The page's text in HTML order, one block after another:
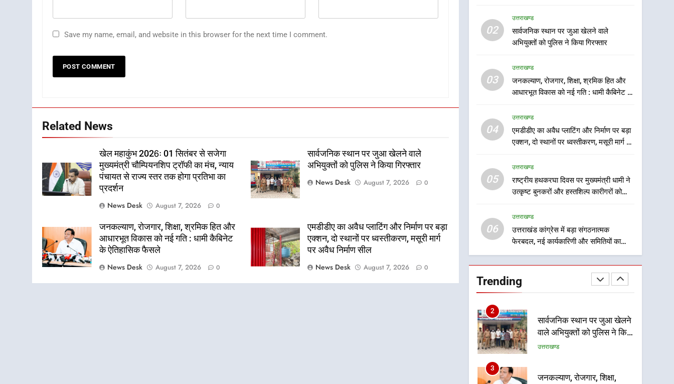
Save my name, email, and website in this browser for the next time I comment.
Related News
खेल महाकुंभ 2026ः 01 सितंबर से सजेगा
मुख्यमंत्री चौम्पियनशिप ट्रॉफी का मंच, न्याय
पंचायत से राज्य स्तर तक होगा प्रतिभा का
प्रदर्शन
News Desk
August 7, 2026 0
सार्वजनिक स्थान पर जुआ खेलने वाले
अभियुक्तों को पुलिस ने किया गिरफ्तार
News Desk
August 7, 2026 0
जनकल्याण, रोजगार, शिक्षा, श्रमिक हित और
आधारभूत विकास को नई गति : धामी कैबिनेट
के ऐतिहासिक फैसले
News Desk
August 7, 2026 0
एमडीडीए का अवैध प्लाटिंग और निर्माण पर बड़ा
एक्शन, दो स्थानों पर ध्वस्तीकरण, मसूरी मार्ग
पर अवैध निर्माण सील
News Desk
August 7, 2026 0
02
उत्तराखण्ड
सार्वजनिक स्थान पर जुआ खेलने वाले
अभियुक्तों को पुलिस ने किया गिरफ्तार
03
उत्तराखण्ड
जनकल्याण, रोजगार, शिक्षा, श्रमिक हित और
आधारभूत विकास को नई गति : धामी कैबिनेट के
04
उत्तराखण्ड
एमडीडीए का अवैध प्लाटिंग और निर्माण पर बड़ा
एक्शन, दो स्थानों पर ध्वस्तीकरण, मसूरी मार्ग पर
05
उत्तराखण्ड
राष्ट्रीय हथकरघा दिवस पर मुख्यमंत्री धामी ने
उत्कृष्ट बुनकरों और हस्तशिल्प कारीगरों को
06
उत्तराखण्ड
उत्तराखंड कांग्रेस में बड़ा संगठनात्मक
फेरबदल, नई कार्यकारिणी और समितियों का
गठन
Trending
5
राष्ट्रीय हथकरघा दिवस पर
मुख्यमंत्री धामी ने उत्कृष्ट
6
उत्तराखंड कांग्रेस में बड़ा
गठन
7
मुख्यमंत्री धामी बोले- युवाओं को
हजारों पदों पर की जाएगी भर्ती
बाईपास परियोजना का डीएम ने
किया निरीक्षण; समयबद्ध एवं
गुणवत्तापूर्ण निर्माण सुनिश्चित
करने के निर्देश, सुरक्षा मानकों से
कोई समझौता नहींः डीएम
उत्तराखण्ड
1
खेल महाकुंभ 2026ः 01 सितंबर
से सजेगा मुख्यमंत्री चौम्पियनशिप
ट्रॉफी का मंच, न्याय पंचायत से
2
सार्वजनिक स्थान पर जुआ खेलने
वाले अभियुक्तों को पुलिस ने किया
गिरफ्तार
उत्तराखण्ड
3
जनकल्याण, रोजगार, शिक्षा,